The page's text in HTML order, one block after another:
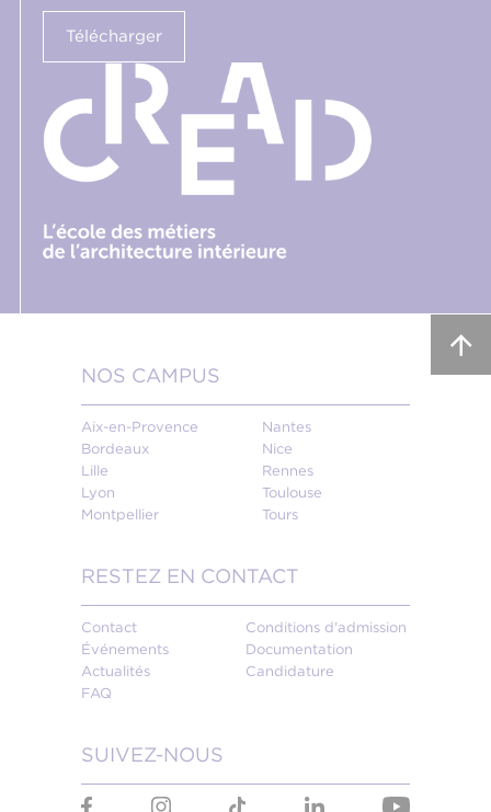
Télécharger
NOS CAMPUS
Aix-en-Provence
Bordeaux
Lille
Lyon
Montpellier
Nantes
Nice
Rennes
Toulouse
Tours
RESTEZ EN CONTACT
Contact
Événements
Actualités
FAQ
Conditions d'admission
Documentation
Candidature
SUIVEZ-NOUS